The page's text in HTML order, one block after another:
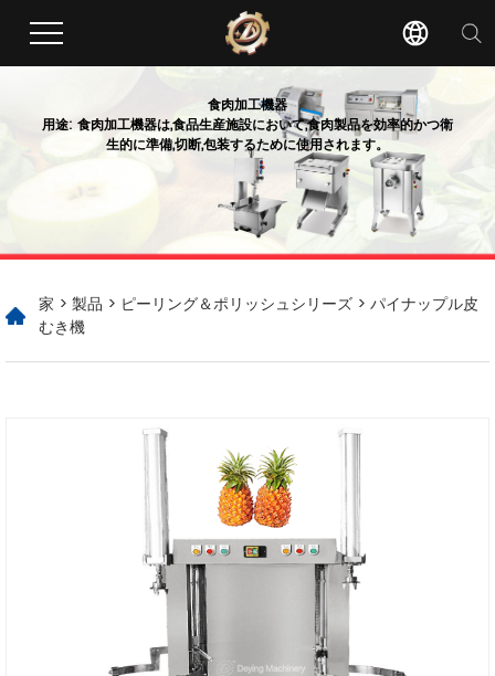
食肉加工機器
用途: 食肉加工機器は,食品生産施設において,食肉製品を効率的かつ衛
生的に準備,切断,包装するために使用されます。
家 > 製品 > ピーリング＆ポリッシュシリーズ > パイナップル皮
むき機